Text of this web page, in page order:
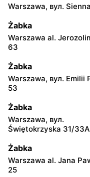
Warszawa, вул.
Żabka
Warszawa al.
63
Żabka
Warszawa, вул. Emilii
53
Żabka
Warszawa, вул.
Świętokrzyska 31/33A
Żabka
Warszawa al. Jana
25